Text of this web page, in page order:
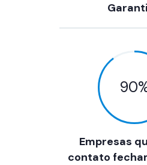
90
Empresas
contato